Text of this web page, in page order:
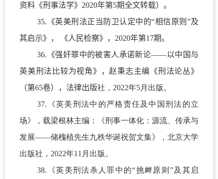
资料《刑事法学》 2020年第5期全文转载）。
35. 《英美刑法正当防卫认定中的“相信原则”及
其启示》， 《人民检察》， 2020年第17期。
36. 《强奸罪中的被害人承诺新论——以中国与
英美刑法比较为视角》，赵秉志主编《刑法论丛》
（第65卷），法律出版社，2022年5月出版。
37.《英美刑法中的严格责任及中国刑法的立
场》，载梁根林主编：《刑事一体化：源流、传承与
发展——储槐植先生九秩华诞祝贺文集》，北京大学
出版社，2022年11月出版。
38.《英美刑法杀人罪中的“挑衅原则”及其启